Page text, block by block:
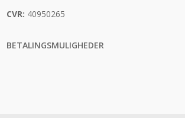
CVR: 40950265
BETALINGSMULIGHEDER